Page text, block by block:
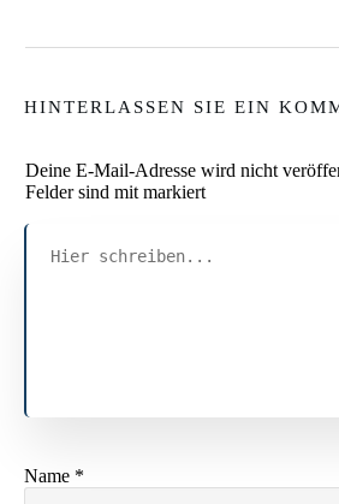
HINTERLASSEN SIE EIN
Deine E-Mail-Adresse wird nicht
Felder sind mit markiert
Name *